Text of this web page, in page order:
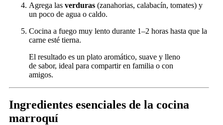
Agrega las verduras (zanahorias, calabacín, tomates) y
un poco de agua o caldo.
Cocina a fuego muy lento durante 1–2 horas hasta que la
carne esté tierna.
El resultado es un plato aromático, suave y lleno
de sabor, ideal para compartir en familia o con
amigos.
Ingredientes esenciales de la cocina
marroquí